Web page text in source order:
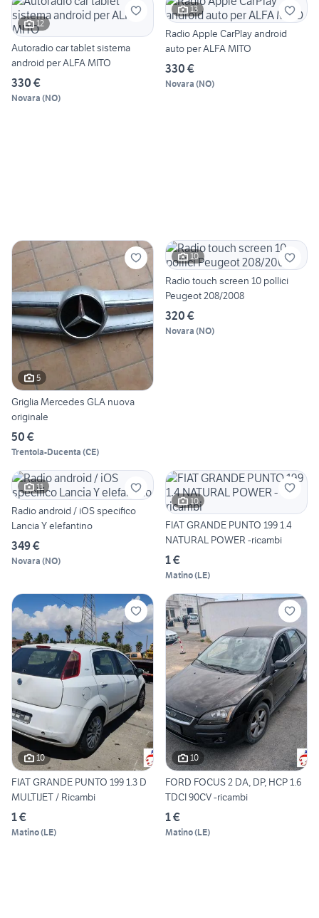
12
Autoradio car tablet sistema
android per ALFA MITO
330 €
Novara (NO)
13
Radio Apple CarPlay android
auto per ALFA MITO
330 €
Novara (NO)
5
Griglia Mercedes GLA nuova
originale
50 €
Trentola-Ducenta (CE)
10
Radio touch screen 10 pollici
Peugeot 208/2008
320 €
Novara (NO)
11
Radio android / iOS specifico
Lancia Y elefantino
349 €
Novara (NO)
10
FIAT GRANDE PUNTO 199 1.4
NATURAL POWER -ricambi
1 €
Matino(LE)
10
FIAT GRANDE PUNTO 199 1.3 D
MULTIJET / Ricambi
1 €
Matino(LE)
10
FORD FOCUS 2 DA, DP, HCP 1.6
TDCI 90CV -ricambi
1 €
Matino(LE)